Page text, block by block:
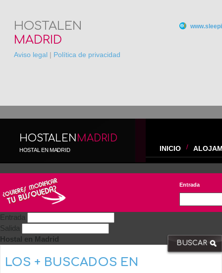
HOSTALEN
MADRID
Aviso legal | Política de privacidad
HOSTALENMADRID
HOSTAL EN MADRID INICIO
Entrada
Entrada
Salida
Hostal en Madrid
LOS + BUSCADOS EN